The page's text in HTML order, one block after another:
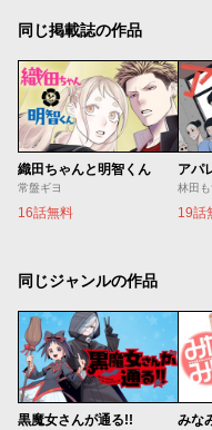
同じ掲載誌の作品
織田ちゃんと明智くん
常盤ギヨ
16話無料
アパ
林田
19話
同じジャンルの作品
黒魔女さんが通る!! みな